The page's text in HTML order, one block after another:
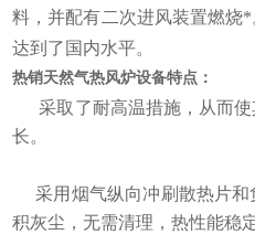
料，并配有二次进风装置燃烧
达到了国内水平。
热销天然气热风炉设备特点：
采取了耐高温措施，从而
长。
采用烟气纵向冲刷散热片和
积灰尘，无需清理，热性能稳定